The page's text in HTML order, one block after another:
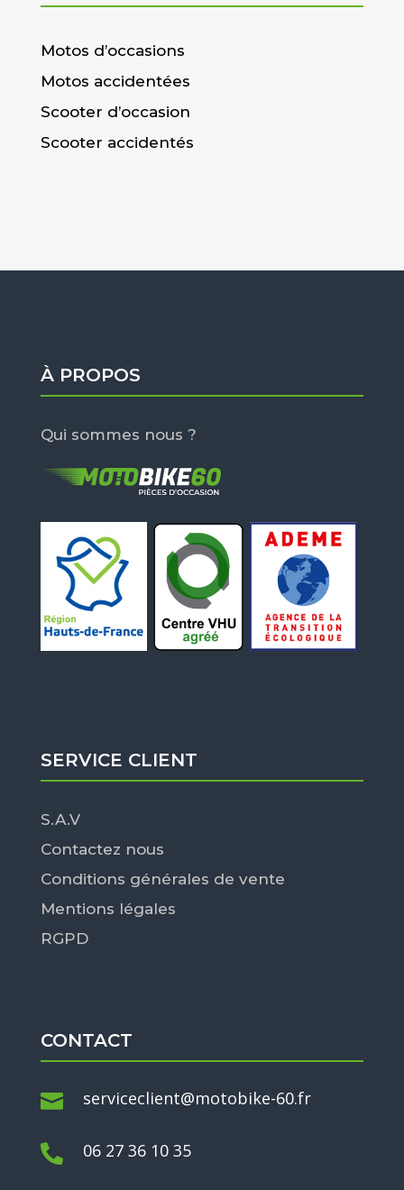
Motos d’occasions
Motos accidentées
Scooter d’occasion
Scooter accidentés
À PROPOS
Qui sommes nous ?
SERVICE CLIENT
S.A.V
Contactez nous
Conditions générales de vente
Mentions légales
RGPD
CONTACT
 serviceclient@motobike-60.fr
 06 27 36 10 35